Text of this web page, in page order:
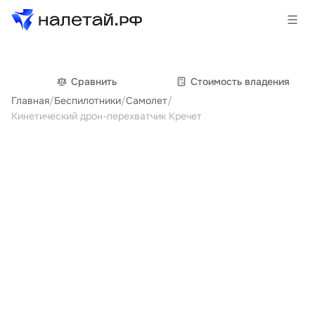
Товары
Услуги
Сравнить
Cтоимость владения
Главная/Беспилотники/Самолет/
Кинетический дрон-перехватчик Кречет